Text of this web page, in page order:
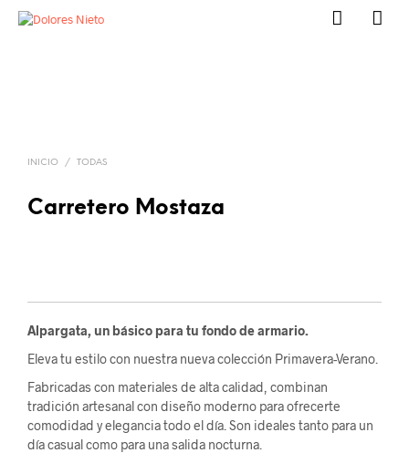
INICIO / TODAS
Carretero Mostaza
Alpargata, un básico para tu fondo de armario.
Eleva tu estilo con nuestra nueva colección Primavera-Verano.
Fabricadas con materiales de alta calidad, combinan
tradición artesanal con diseño moderno para ofrecerte
comodidad y elegancia todo el día. Son ideales tanto para un
día casual como para una salida nocturna.